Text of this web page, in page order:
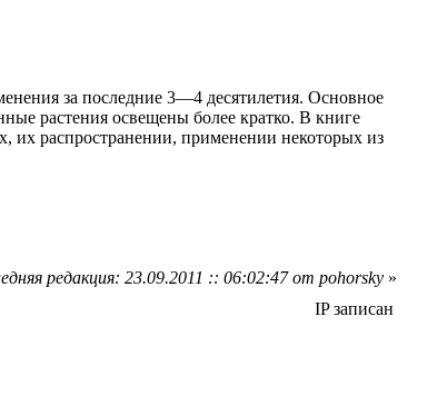
за последние 3—4 десятилетия. Основное
растения освещены более кратко. В книге
их распространении, применении некоторых из
редакция: 23.09.2011 :: 06:02:47 от pohorsky »
IP записан